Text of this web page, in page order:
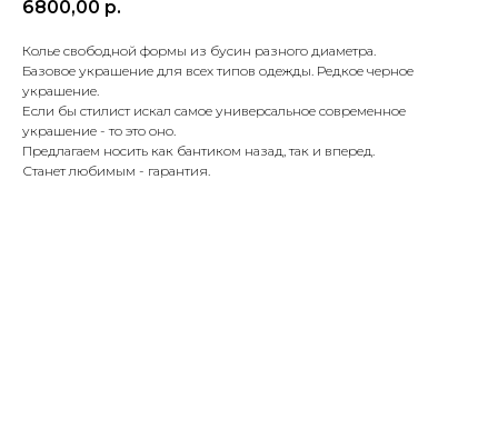
6800,00 р.
Колье свободной формы из бусин разного диаметра.
Базовое украшение для всех типов одежды. Редкое черное
украшение.
Если бы стилист искал самое универсальное современное
украшение - то это оно.
Предлагаем носить как бантиком назад, так и вперед.
Станет любимым - гарантия.